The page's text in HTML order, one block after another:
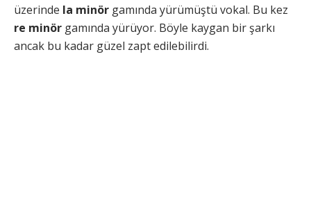
üzerinde la minör gamında yürümüştü vokal. Bu kez
re minör gamında yürüyor. Böyle kaygan bir şarkı
ancak bu kadar güzel zapt edilebilirdi.